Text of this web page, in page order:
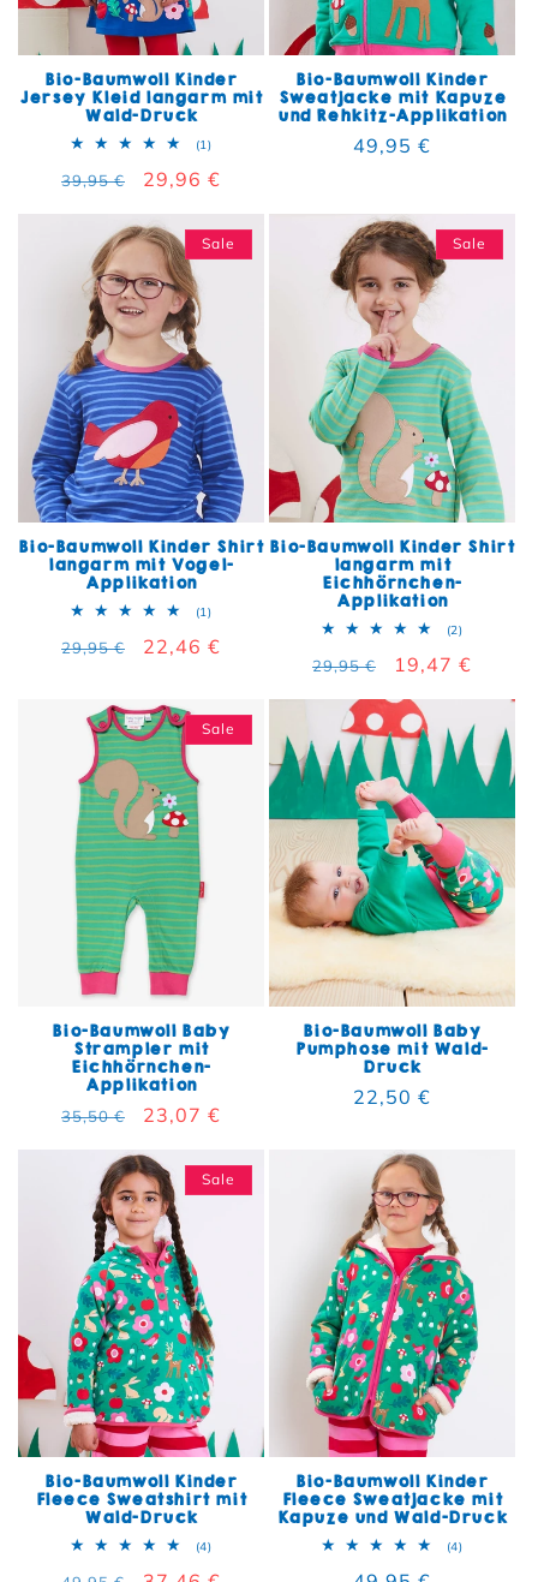
Bio-Baumwoll Kinder
Jersey Kleid langarm mit
Wald-Druck
(1)1 Bewertungen insgesamt
Normaler Preis
39,95 € Verkaufspreis
29,96 €
Bio-Baumwoll Kinder
Sweatjacke mit Kapuze
und Rehkitz-Applikation
Normaler Preis
49,95 €
Sale
Bio-Baumwoll Kinder Shirt
langarm mit Vogel-
Applikation
(1)1 Bewertungen insgesamt
Normaler Preis
29,95 € Verkaufspreis
22,46 €
Sale
Bio-Baumwoll Kinder Shirt
langarm mit
Eichhörnchen-
Applikation
(2)2
Normaler Preis
29,95 € Verkaufspreis
19,47 €
Sale
Bio-Baumwoll Baby
Strampler mit
Eichhörnchen-
Applikation
Normaler Preis
35,50 € Verkaufspreis
23,07 €
Bio-Baumwoll Baby
Pumphose mit Wald-
Druck
Normaler Preis
22,50 €
Sale
Bio-Baumwoll Kinder
Fleece Sweatshirt mit
Wald-Druck
(4)4 Bewertungen insgesamt
Bio-Baumwoll Kinder
Fleece Sweatjacke mit
Kapuze und Wald-Druck
(4)4